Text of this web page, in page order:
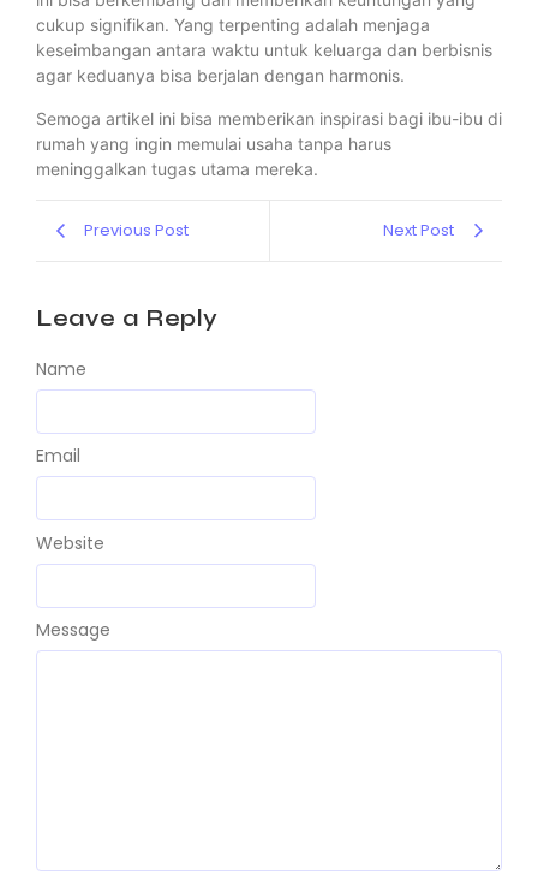
cukup signifikan. Yang terpenting adalah menjaga
keseimbangan antara waktu untuk keluarga dan berbisnis
agar keduanya bisa berjalan dengan harmonis.
Semoga artikel ini bisa memberikan inspirasi bagi ibu-ibu di
rumah yang ingin memulai usaha tanpa harus
meninggalkan tugas utama mereka.
Previous Post Next Post
Leave a Reply
Message
Name
Email
Website